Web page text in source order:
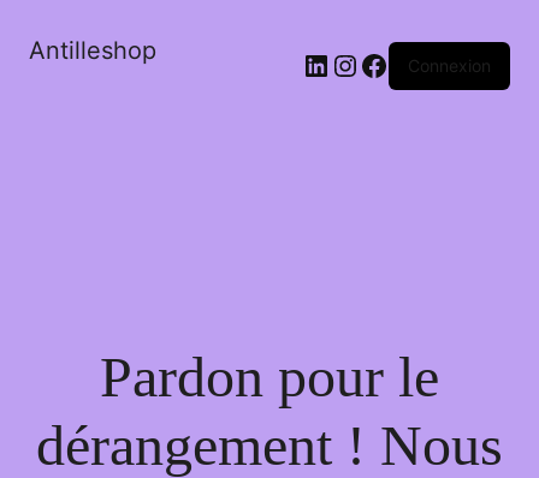
Antilleshop LinkedIn
Instagram
Facebook
Connexion
Pardon pour le
dérangement ! Nous